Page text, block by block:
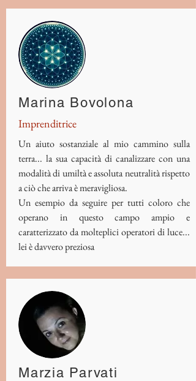
Marina Bovolona
Imprenditrice
Un aiuto sostanziale al mio cammino sulla
terra... la sua capacità di canalizzare con una
modalità di umiltà e assoluta neutralità rispetto
a ciò che arriva è meravigliosa.
Un esempio da seguire per tutti coloro che
operano in questo campo ampio e
caratterizzato da molteplici operatori di luce...
lei è davvero preziosa
Marzia Parvati